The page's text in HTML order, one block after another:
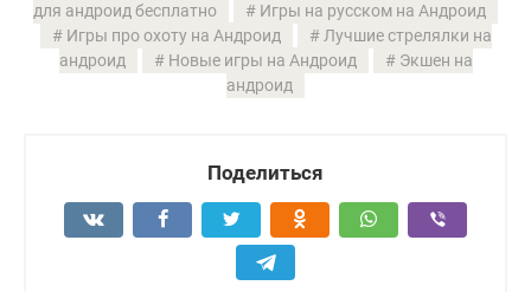
для андроид бесплатно
Игры на русском на Андроид
Игры про охоту на Андроид
Лучшие стрелялки на
андроид
Новые игры на Андроид
Экшен на
андроид
Поделиться